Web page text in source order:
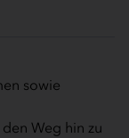
sowie
Weg hin zu